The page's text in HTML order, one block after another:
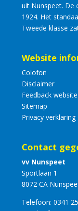
uit Nunspeet. De
1924. Het
Tweede klasse
Website
Colofon
Disclaimer
Feedback website
Sitemap
Privacy verklaring
Contact
vv Nunspeet
Sportlaan 1
8072 CA
Telefoon: 0341